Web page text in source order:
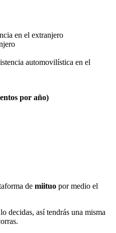
en el extranjero
automovilística en el
por año)
de miituo por medio el
decidas, así tendrás una misma